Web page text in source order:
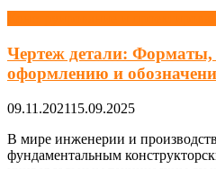
Чертеж детали: Форматы,
оформлению и
09.11.202115.09.2025
В мире инженерии и
фундаментальным